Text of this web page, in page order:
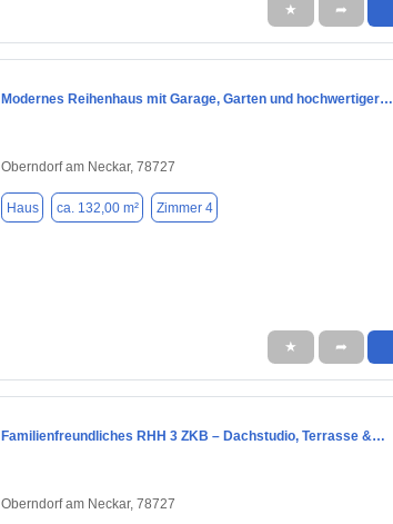
★ ➦
Modernes Reihenhaus mit Garage, Garten und hochwertiger…
Oberndorf am Neckar, 78727
Haus ca. 132,00 m² Zimmer 4
★ ➦
Familienfreundliches RHH 3 ZKB – Dachstudio, Terrasse &…
Oberndorf am Neckar, 78727